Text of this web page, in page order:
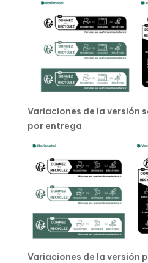
Variaciones de la versión
por entrega
Variaciones de la versión